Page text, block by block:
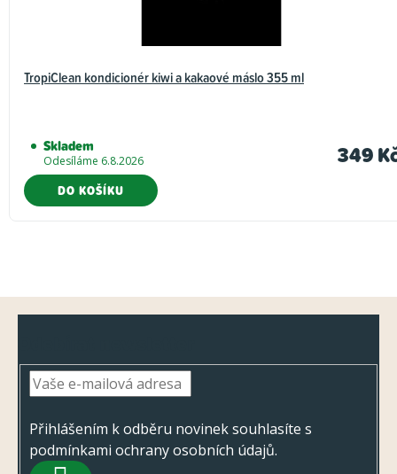
TropiClean kondicionér kiwi a kakaové máslo 355 ml
Skladem
Odesíláme 6.8.2026 349
DO KOŠÍKU
Přihlášením k odběru novinek souhlasíte s
podmínkami ochrany osobních údajů.